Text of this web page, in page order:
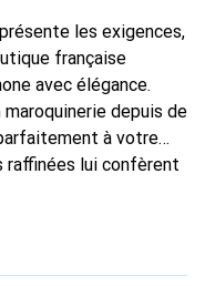
les exigences,
française
avec élégance.
depuis de
à votre
raffinées lui confèrent
Reconnaissable à
une clientèle